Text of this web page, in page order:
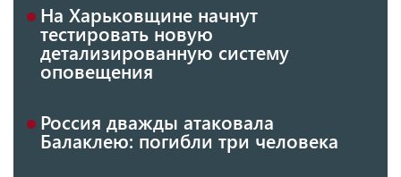
На Харьковщине начнут
тестировать новую
детализированную систему
оповещения
Россия дважды атаковала
Балаклею: погибли три человека